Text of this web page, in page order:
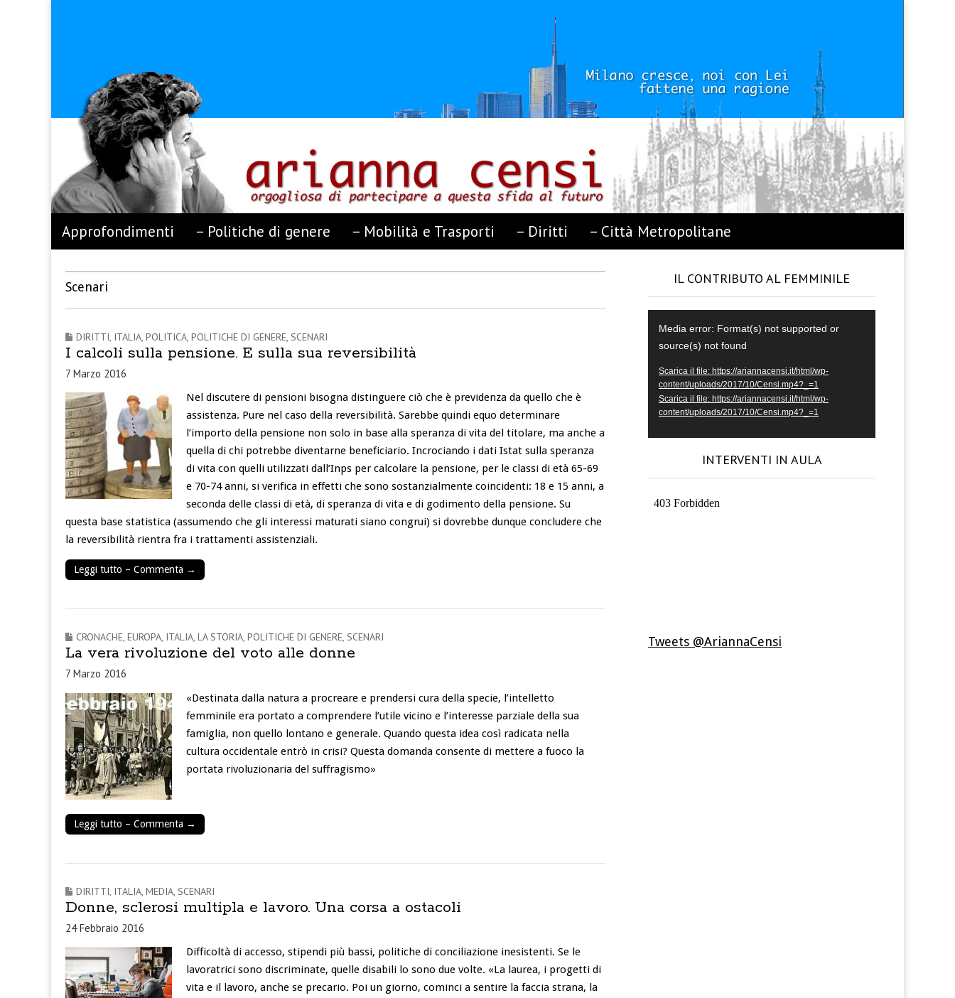
Main menu
Skip to content
Approfondimenti – Politiche di genere – Mobilità e Trasporti – Diritti – Città Metropolitane
Sub menu
Scenari
DIRITTI, ITALIA, POLITICA, POLITICHE DI GENERE, SCENARI
I calcoli sulla pensione. E sulla sua reversibilità
7 Marzo 2016
Nel discutere di pensioni bisogna distinguere ciò che è previdenza da quello che è
assistenza. Pure nel caso della reversibilità. Sarebbe quindi equo determinare
l’importo della pensione non solo in base alla speranza di vita del titolare, ma anche a
quella di chi potrebbe diventarne beneficiario. Incrociando i dati Istat sulla speranza
di vita con quelli utilizzati dall’Inps per calcolare la pensione, per le classi di età 65-69
e 70-74 anni, si verifica in effetti che sono sostanzialmente coincidenti: 18 e 15 anni, a
seconda delle classi di età, di speranza di vita e di godimento della pensione. Su
questa base statistica (assumendo che gli interessi maturati siano congrui) si dovrebbe dunque concludere che
la reversibilità rientra fra i trattamenti assistenziali.
Leggi tutto – Commenta →
CRONACHE, EUROPA, ITALIA, LA STORIA, POLITICHE DI GENERE, SCENARI
La vera rivoluzione del voto alle donne
7 Marzo 2016
«Destinata dalla natura a procreare e prendersi cura della specie, l’intelletto
femminile era portato a comprendere l’utile vicino e l’interesse parziale della sua
famiglia, non quello lontano e generale. Quando questa idea così radicata nella
cultura occidentale entrò in crisi? Questa domanda consente di mettere a fuoco la
portata rivoluzionaria del suffragismo»
Leggi tutto – Commenta →
DIRITTI, ITALIA, MEDIA, SCENARI
Donne, sclerosi multipla e lavoro. Una corsa a ostacoli
24 Febbraio 2016
Difficoltà di accesso, stipendi più bassi, politiche di conciliazione inesistenti. Se le
lavoratrici sono discriminate, quelle disabili lo sono due volte. «La laurea, i progetti di
vita e il lavoro, anche se precario. Poi un giorno, cominci a sentire la faccia strana, la
IL CONTRIBUTO AL FEMMINILE
Player
Media error: Format(s) not supported or
source(s) not found
Scarica il file: https://ariannacensi.it/html/wp-
content/uploads/2017/10/Censi.mp4?_=1
Scarica il file: https://ariannacensi.it/html/wp-
content/uploads/2017/10/Censi.mp4?_=1
INTERVENTI IN AULA
Tweets @AriannaCensi